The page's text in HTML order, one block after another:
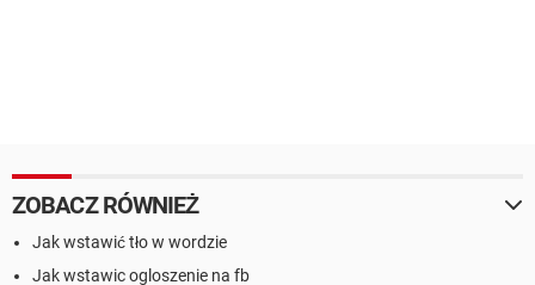
ZOBACZ RÓWNIEŻ
Jak wstawić tło w wordzie
Jak wstawic ogloszenie na fb